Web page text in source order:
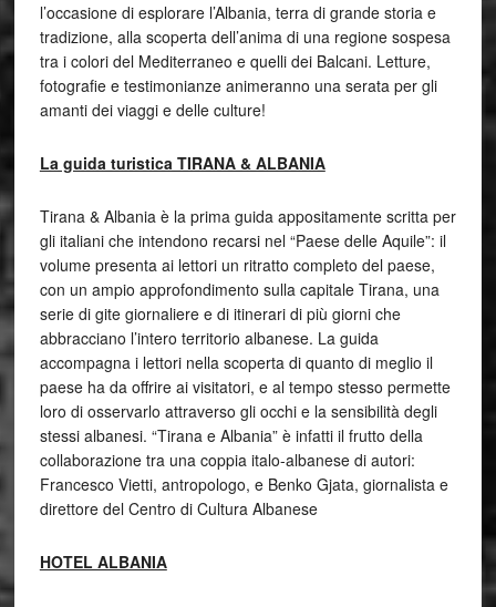
l’occasione di esplorare l’Albania, terra di grande storia e
tradizione, alla scoperta dell’anima di una regione sospesa
tra i colori del Mediterraneo e quelli dei Balcani. Letture,
fotografie e testimonianze animeranno una serata per gli
amanti dei viaggi e delle culture!
La guida turistica TIRANA & ALBANIA
Tirana & Albania è la prima guida appositamente scritta per
gli italiani che intendono recarsi nel “Paese delle Aquile”: il
volume presenta ai lettori un ritratto completo del paese,
con un ampio approfondimento sulla capitale Tirana, una
serie di gite giornaliere e di itinerari di più giorni che
abbracciano l’intero territorio albanese. La guida
accompagna i lettori nella scoperta di quanto di meglio il
paese ha da offrire ai visitatori, e al tempo stesso permette
loro di osservarlo attraverso gli occhi e la sensibilità degli
stessi albanesi. “Tirana e Albania” è infatti il frutto della
collaborazione tra una coppia italo-albanese di autori:
Francesco Vietti, antropologo, e Benko Gjata, giornalista e
direttore del Centro di Cultura Albanese
HOTEL ALBANIA